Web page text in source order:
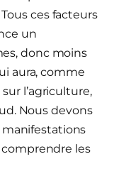
ces facteurs
un
donc moins
aura, comme
l’agriculture,
Nous devons
manifestations
les